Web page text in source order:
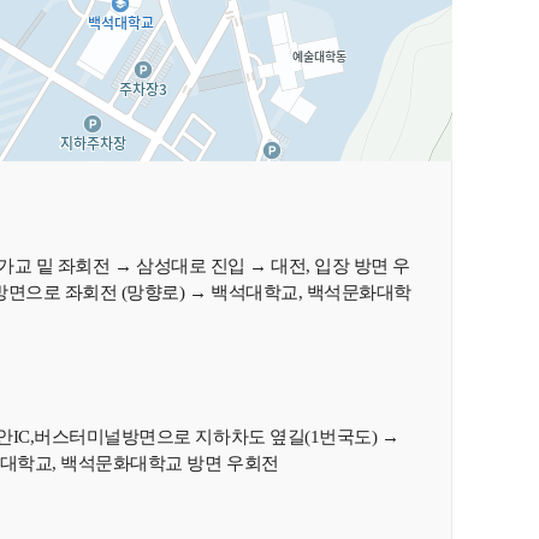
교 밑 좌회전 → 삼성대로 진입 → 대전, 입장 방면 우
으로 좌회전 (망향로) → 백석대학교, 백석문화대학
버스터미널방면으로 지하차도 옆길(1번국도) →
학교, 백석문화대학교 방면 우회전